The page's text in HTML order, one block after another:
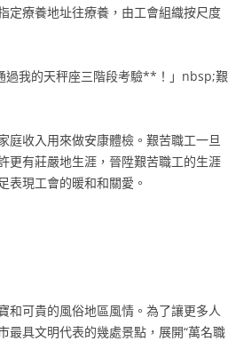
定療養地址往療養，由工會組織按尺度
過我的天秤座三階段考驗**！」nbsp;艱
庭收入用來做安康體檢。艱苦職工一旦
更有莊嚴地生涯，晉陞艱苦職工的生涯
表現工會的暖和和關愛。
和可貴的風俗地區風情。為了讓更多人
最具文明代表的幾處景點，展開“萬名職